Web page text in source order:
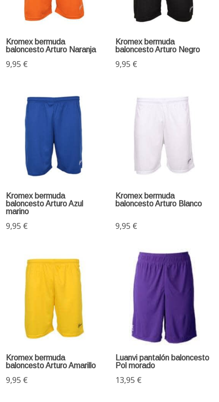
Kromex bermuda
baloncesto Arturo Naranja
9,95 €
Kromex bermuda
baloncesto Arturo Negro
9,95 €
Kromex bermuda
baloncesto Arturo Azul
marino
9,95 €
Kromex bermuda
baloncesto Arturo Blanco
9,95 €
Kromex bermuda
baloncesto Arturo Amarillo
9,95 €
Luanvi pantalón baloncesto
Pol morado
13,95 €